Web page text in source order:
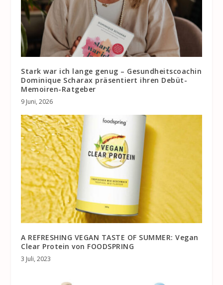
Stark war ich lange genug – Gesundheitscoachin
Dominique Scharax präsentiert ihren Debüt-
Memoiren-Ratgeber
9 Juni, 2026
A REFRESHING VEGAN TASTE OF SUMMER: Vegan
Clear Protein von FOODSPRING
3 Juli, 2023